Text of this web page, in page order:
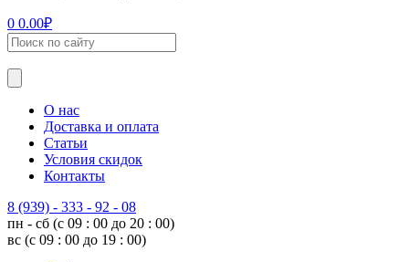
0 0.00₽
О нас
Доставка и оплата
Статьи
Условия скидок
Контакты
8 (939) - 333 - 92 - 08
пн - сб (с 09 : 00 до 20 : 00)
вс (с 09 : 00 до 19 : 00)